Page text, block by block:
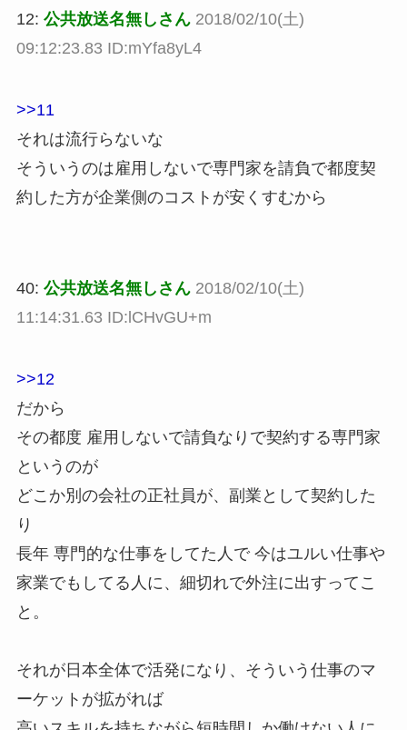
12: 公共放送名無しさん 2018/02/10(土)
09:12:23.83 ID:mYfa8yL4
>>11
それは流行らないな
そういうのは雇用しないで専門家を請負で都度契
約した方が企業側のコストが安くすむから
40: 公共放送名無しさん 2018/02/10(土)
11:14:31.63 ID:lCHvGU+m
>>12
だから
その都度 雇用しないで請負なりで契約する専門家
というのが
どこか別の会社の正社員が、副業として契約した
り
長年 専門的な仕事をしてた人で 今はユルい仕事や
家業でもしてる人に、細切れで外注に出すってこ
と。
それが日本全体で活発になり、そういう仕事のマ
ーケットが拡がれば